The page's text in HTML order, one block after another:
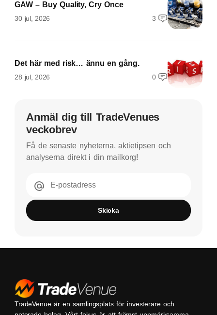
GAW – Buy Quality, Cry Once
30 jul, 2026 3
Det här med risk… ännu en gång.
28 jul, 2026 0
Anmäl dig till TradeVenues
veckobrev
Få de senaste nyheterna, aktietipsen och
analyserna direkt i din mailkorg!
E-postadress
Skicka
TradeVenue är en samlingsplats för investerare och